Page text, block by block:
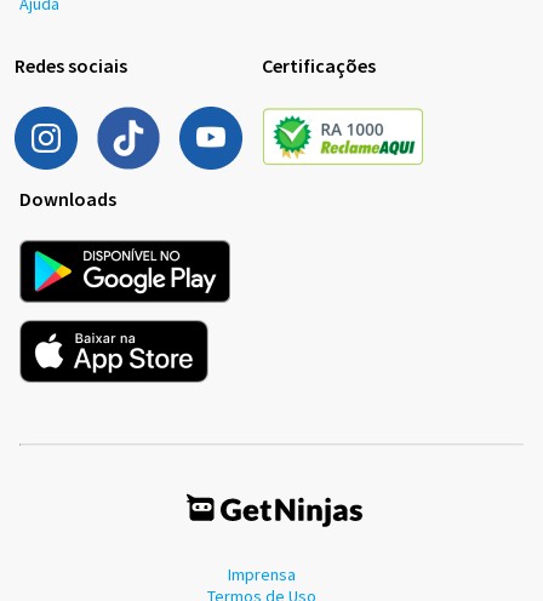
Redes sociais Certificações
Downloads
Imprensa
Termos de Uso